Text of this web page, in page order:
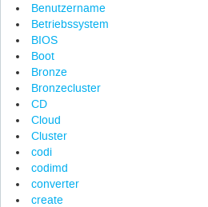
Benutzername
Betriebssystem
BIOS
Boot
Bronze
Bronzecluster
CD
Cloud
Cluster
codi
codimd
converter
create